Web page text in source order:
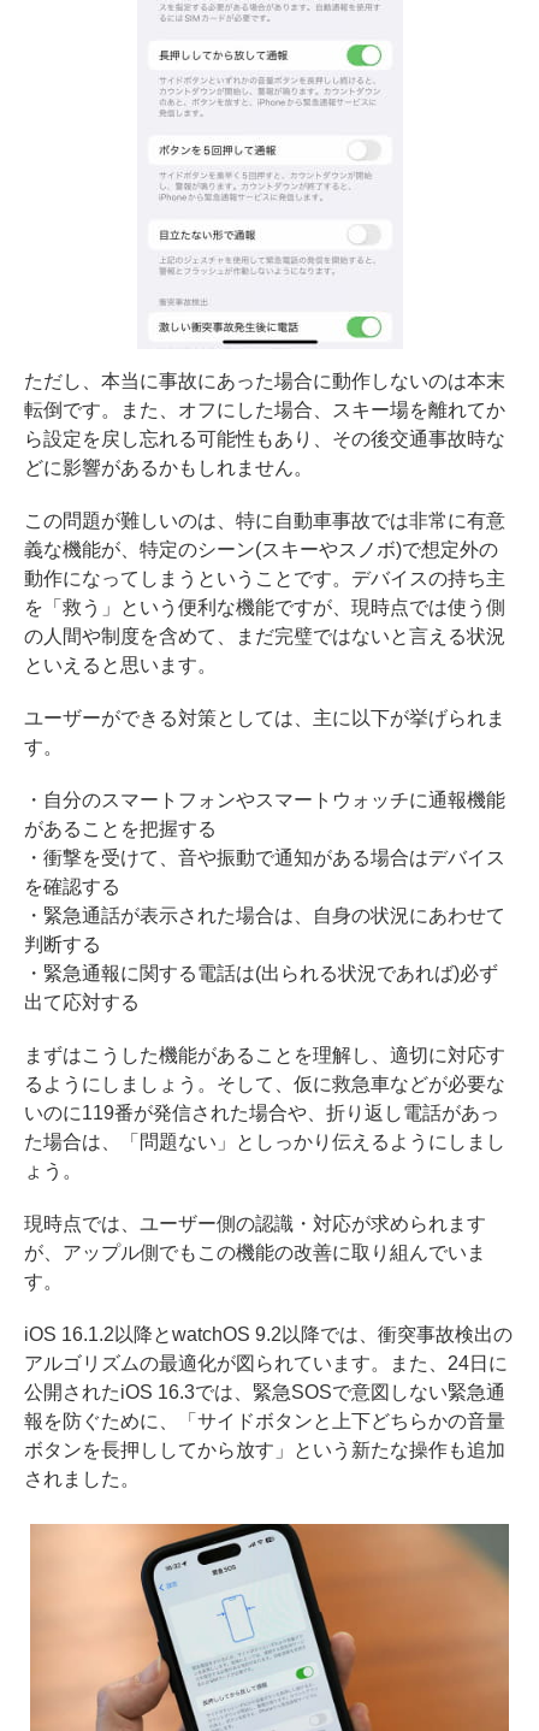
ただし、本当に事故にあった場合に動作しないのは本末
転倒です。また、オフにした場合、スキー場を離れてか
ら設定を戻し忘れる可能性もあり、その後交通事故時な
どに影響があるかもしれません。
この問題が難しいのは、特に自動車事故では非常に有意
義な機能が、特定のシーン(スキーやスノボ)で想定外の
動作になってしまうということです。デバイスの持ち主
を「救う」という便利な機能ですが、現時点では使う側
の人間や制度を含めて、まだ完璧ではないと言える状況
といえると思います。
ユーザーができる対策としては、主に以下が挙げられま
す。
・自分のスマートフォンやスマートウォッチに通報機能
があることを把握する
・衝撃を受けて、音や振動で通知がある場合はデバイス
を確認する
・緊急通話が表示された場合は、自身の状況にあわせて
判断する
・緊急通報に関する電話は(出られる状況であれば)必ず
出て応対する
まずはこうした機能があることを理解し、適切に対応す
るようにしましょう。そして、仮に救急車などが必要な
いのに119番が発信された場合や、折り返し電話があっ
た場合は、「問題ない」としっかり伝えるようにしまし
ょう。
現時点では、ユーザー側の認識・対応が求められます
が、アップル側でもこの機能の改善に取り組んでいま
す。
iOS 16.1.2以降とwatchOS 9.2以降では、衝突事故検出の
アルゴリズムの最適化が図られています。また、24日に
公開されたiOS 16.3では、緊急SOSで意図しない緊急通
報を防ぐために、「サイドボタンと上下どちらかの音量
ボタンを長押ししてから放す」という新たな操作も追加
されました。